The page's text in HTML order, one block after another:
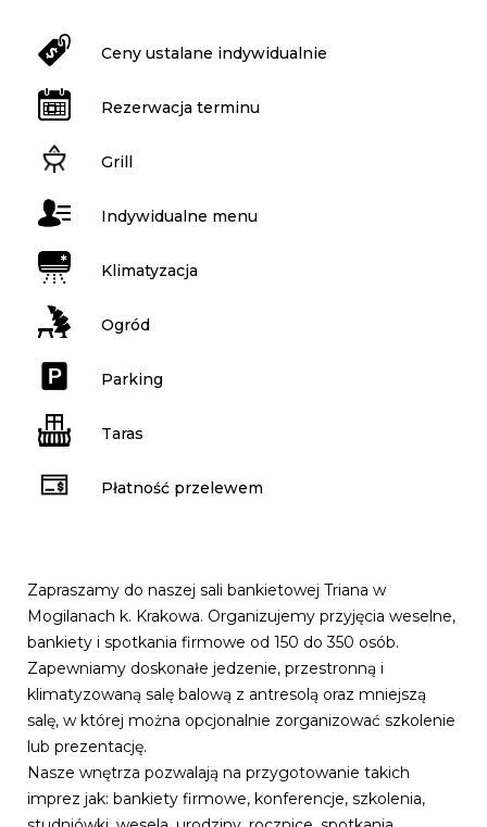
Ceny ustalane indywidualnie
Rezerwacja terminu
Grill
Indywidualne menu
Klimatyzacja
Ogród
Parking
Taras
Płatność przelewem
Zapraszamy do naszej sali bankietowej Triana w
Mogilanach k. Krakowa. Organizujemy przyjęcia weselne,
bankiety i spotkania firmowe od 150 do 350 osób.
Zapewniamy doskonałe jedzenie, przestronną i
klimatyzowaną salę balową z antresolą oraz mniejszą
salę, w której można opcjonalnie zorganizować szkolenie
lub prezentację.
Nasze wnętrza pozwalają na przygotowanie takich
imprez jak: bankiety firmowe, konferencje, szkolenia,